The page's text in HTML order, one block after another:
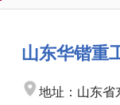
山东华锴重
地址：山东省